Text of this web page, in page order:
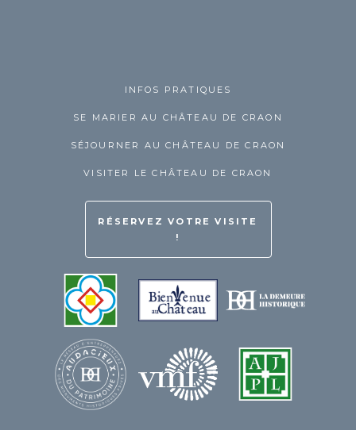
INFOS PRATIQUES
SE MARIER AU CHÂTEAU DE CRAON
SÉJOURNER AU CHÂTEAU DE CRAON
VISITER LE CHÂTEAU DE CRAON
RÉSERVEZ VOTRE VISITE
!